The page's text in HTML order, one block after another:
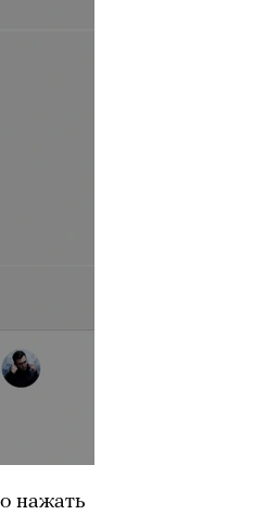
нажать